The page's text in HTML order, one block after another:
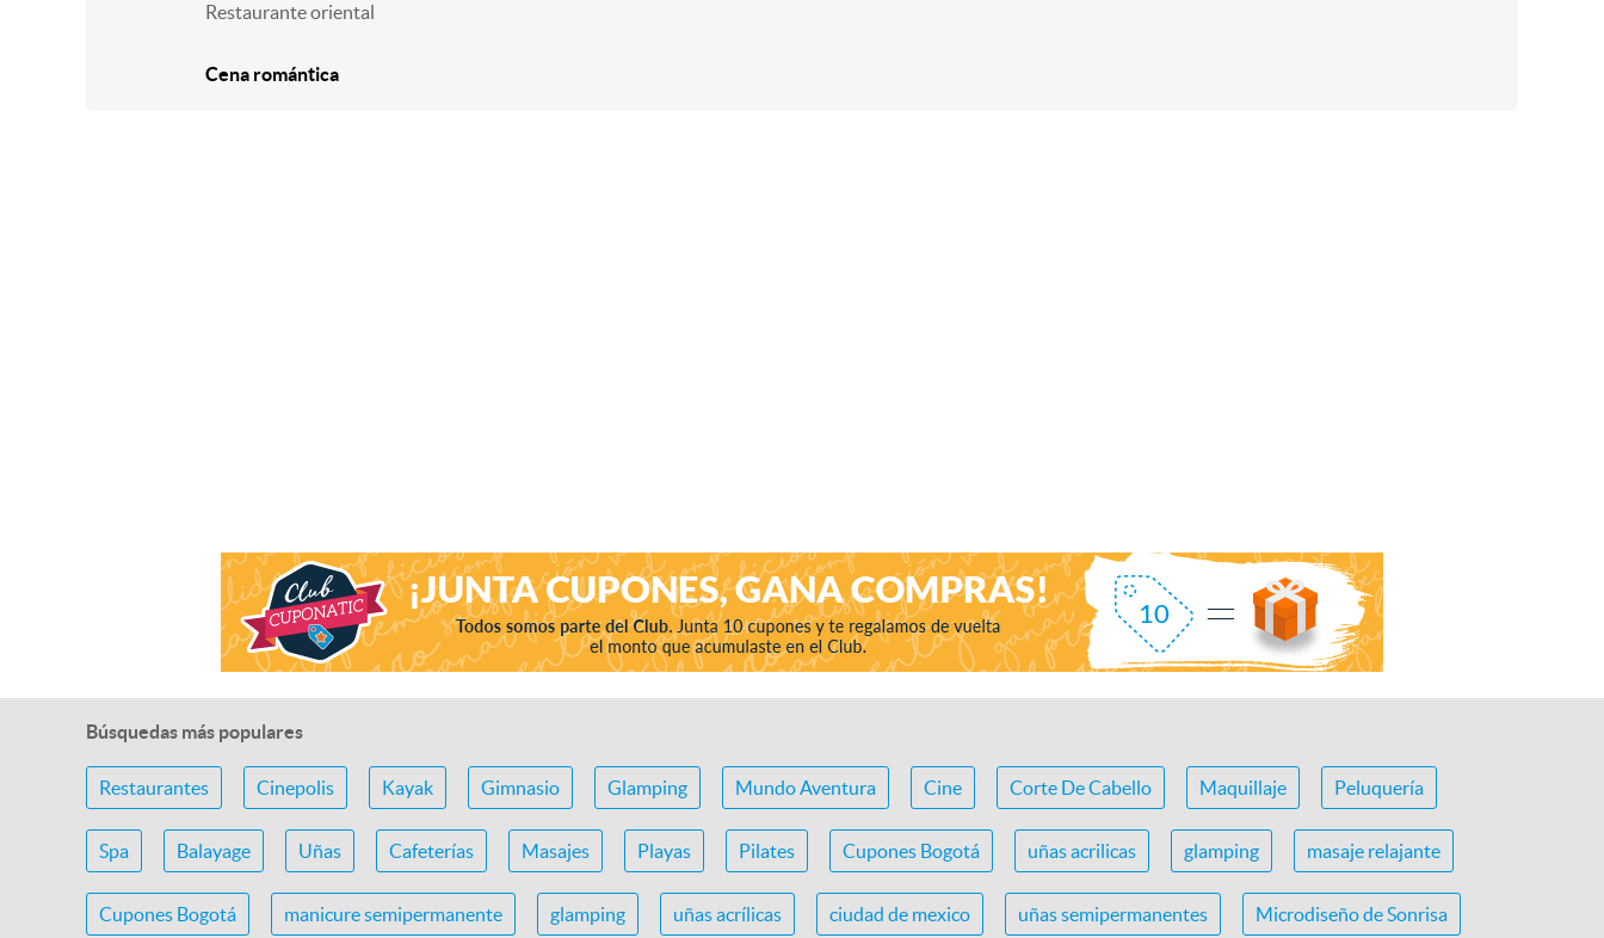
Restaurante oriental
Cena romántica
Búsquedas más populares
Restaurantes Cinepolis Kayak Gimnasio Glamping Mundo Aventura Cine Corte De Cabello Maquillaje Peluquería
Spa Balayage Uñas Cafeterías Masajes Playas Pilates Cupones Bogotá uñas acrilicas glamping masaje relajante
Cupones Bogotá manicure semipermanente glamping uñas acrílicas ciudad de mexico uñas semipermanentes Microdiseño de Sonrisa